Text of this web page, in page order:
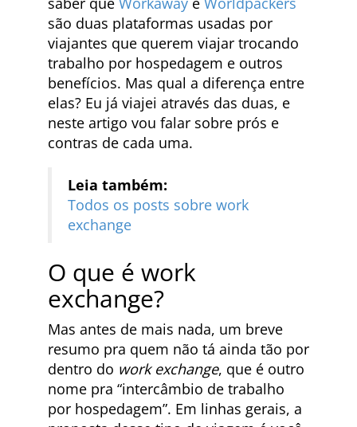
são duas plataformas usadas por
viajantes que querem viajar trocando
trabalho por hospedagem e outros
benefícios. Mas qual a diferença entre
elas? Eu já viajei através das duas, e
neste artigo vou falar sobre prós e
contras de cada uma.
Leia também:
Todos os posts sobre work
exchange
O que é work
exchange?
Mas antes de mais nada, um breve
resumo pra quem não tá ainda tão por
dentro do work exchange, que é outro
nome pra “intercâmbio de trabalho
por hospedagem”. Em linhas gerais, a